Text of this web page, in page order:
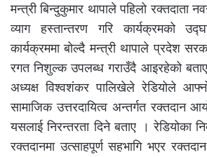
मन्त्री बिन्दुकुमार थापाले पहिलो रक्तदाता
व्याग हस्तान्तरण गरि कार्यक्रमको
कार्यक्रममा बोल्दै मन्त्री थापाले प्रदेश
रगत निशुल्क उपलब्ध गराउँदै आइरहेको
अध्यक्ष विश्वशंकर पालिखेले रेडियोले
सामाजिक उत्तरदायित्व अन्तर्गत रक्तदान
यसलाई निरन्तरता दिने बताए । रेडियोका
रक्तदानमा उत्साहपूर्ण सहभागि भएर